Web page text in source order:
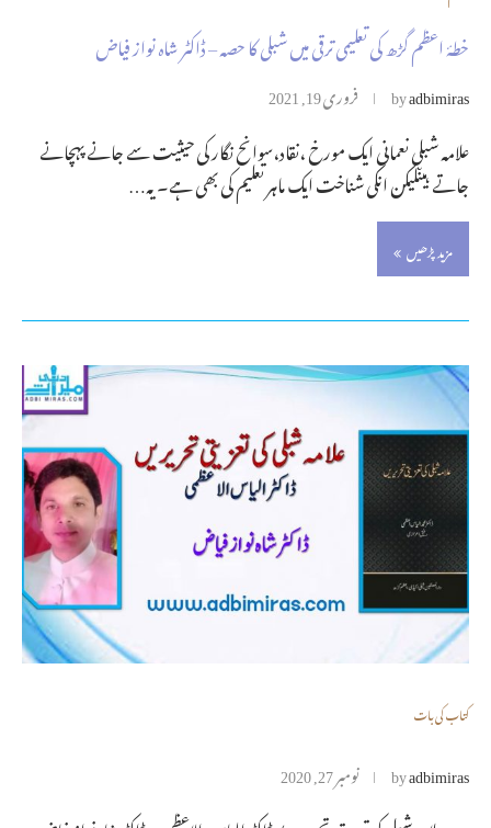
خطۂ اعظم گڑھ کی تعلیمی ترقی میں شبلی کا حصہ – ڈاکٹر شاہ نواز فیاض
byadbimiras فروری 19, 2021
علامہ شبلی نعمانی ایک مورخ ،نقاد،سوانح نگار کی حیثیت سے جانے پہچانے
جاتے ہیںلیکن انکی شناخت ایک ماہر تعلیم کی بھی ہے۔یہ…
مزید پڑھیں
کتاب کی بات
byadbimiras نومبر 27, 2020